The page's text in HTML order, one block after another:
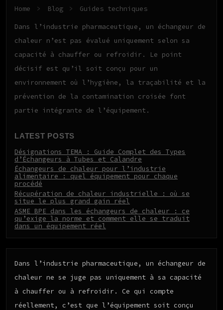
Home > Blog > Guides techniques
Dans l’industrie pharmaceutique, un échangeur de
chaleur n’est pas évalué uniquement selon sa
capacité à chauffer ou refroidir. Le point
décisif est qu’il soit conçu pour un
environnement où l’hygiène, la traçabilité et la
prévention de la contamination croisée font
partie intégrante de l’équipement.
LATEST POSTS
Désignations TEMA : Guide Complet des Types
d’Échangeurs à Tubes et Calandre
Échangeurs de chaleur pour l’industrie
alimentaire : quel équipement pour chaque
procédé
Récupération de chaleur industrielle : où se
situe le plus grand gain réel
ASME BPE dans les échangeurs de chaleur : ce
qu’exige la norme et comment elle se traduit
dans un équipement réel
Dans l’industrie pharmaceutique, un échangeur de
chaleur ne se juge pas uniquement à sa capacité
à chauffer ou à refroidir. Ce qui compte
réellement, c’est que l’équipement soit conçu